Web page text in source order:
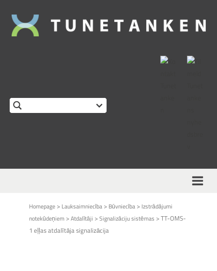
Homepage > Lauksaimniecība > Būvniecība > Izstrādājumi
notekūdeņiem >Atdalītāji >Signalizāciju sistēmas >TT-OMS-
1 eļļas atdalītāja signalizācija
This form is temporarily unavailable.